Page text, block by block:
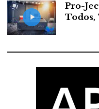
Pro-
Todos,